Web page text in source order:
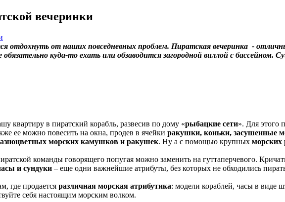
вечеринки
отдохнуть от наших повседневных проблем. Пиратская вечеринка -
куда-то ехать или обзаводится загородной виллой с
квартиру в пиратский корабль, развесив по дому «рыбацкие сети». Для этого
ее можно повесить на окна, продев в ячейки ракушки, коньки, засушенные
морских камушков и ракушек. Ну а с помощью крупных морских
команды говорящего попугая можно заменить на гуттаперчевого.
и сундуки – еще одни важнейшие атрибуты, без которых не обходились
где продается различная морская атрибутика: модели кораблей, часы в виде
себя настоящим морским волком.